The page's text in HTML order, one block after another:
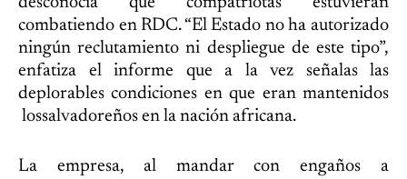
combatiendo en RDC. “El Estado no ha autorizado
ningún reclutamiento ni despliegue de este tipo”,
enfatiza el informe que a la vez señalas las
deplorables condiciones en que eran mantenidos
lossalvadoreños en la nación africana.
La empresa, al mandar con engaños a